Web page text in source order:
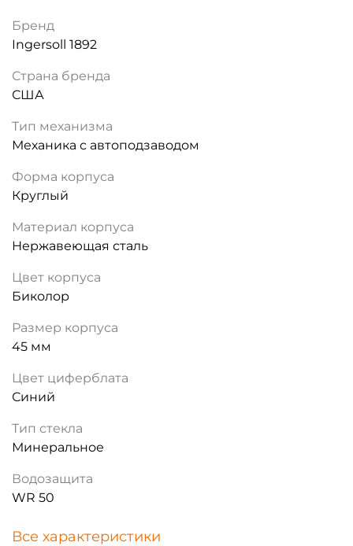
Бренд
Ingersoll 1892
Страна бренда
США
Тип механизма
Механика с автоподзаводом
Форма корпуса
Круглый
Материал корпуса
Нержавеющая сталь
Цвет корпуса
Биколор
Размер корпуса
45 мм
Цвет циферблата
Синий
Тип стекла
Минеральное
Водозащита
WR 50
Все характеристики